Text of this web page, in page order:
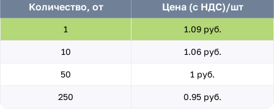
Количество, от
Цена (с НДС)/шт
1 1.09 руб.
10 1.06 руб.
50 1 руб.
250 0.95 руб.